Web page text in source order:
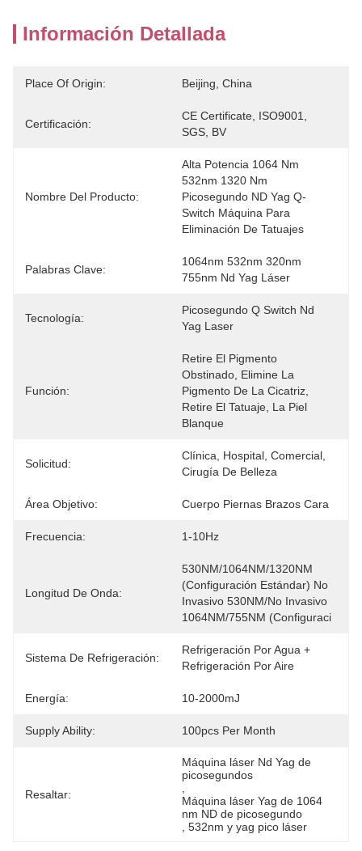
Información Detallada
Place Of Origin: Beijing, China
Certificación:
CE Certificate, ISO9001,
SGS, BV
Nombre Del Producto:
Alta Potencia 1064 Nm
532nm 1320 Nm
Picosegundo ND Yag Q-
Switch Máquina Para
Eliminación De Tatuajes
Palabras Clave:
1064nm 532nm 320nm
755nm Nd Yag Láser
Tecnología:
Picosegundo Q Switch Nd
Yag Laser
Función:
Retire El Pigmento
Obstinado, Elimine La
Pigmento De La Cicatriz,
Retire El Tatuaje, La Piel
Blanque
Solicitud:
Clínica, Hospital, Comercial,
Cirugía De Belleza
Área Objetivo: Cuerpo Piernas Brazos Cara
Frecuencia: 1-10Hz
Longitud De Onda:
530NM/1064NM/1320NM
(configuración Estándar) No
Invasivo 530NM/no Invasivo
1064NM/755NM (configuraci
Sistema De Refrigeración:
Refrigeración Por Agua +
Refrigeración Por Aire
Energía: 10-2000mJ
Supply Ability: 100pcs Per Month
Resaltar:
Máquina láser Nd Yag de
picosegundos
Máquina láser Yag de 1064
nm ND de picosegundo
532nm y yag pico láser